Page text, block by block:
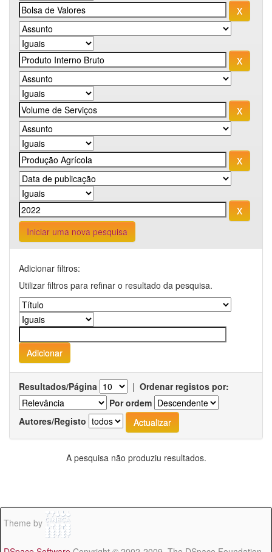
Iniciar uma nova pesquisa
Adicionar filtros:
Utilizar filtros para refinar o resultado da pesquisa.
Resultados/Página | Ordenar registos por:
Por ordem
Autores/Registo
A pesquisa não produziu resultados.
Theme by